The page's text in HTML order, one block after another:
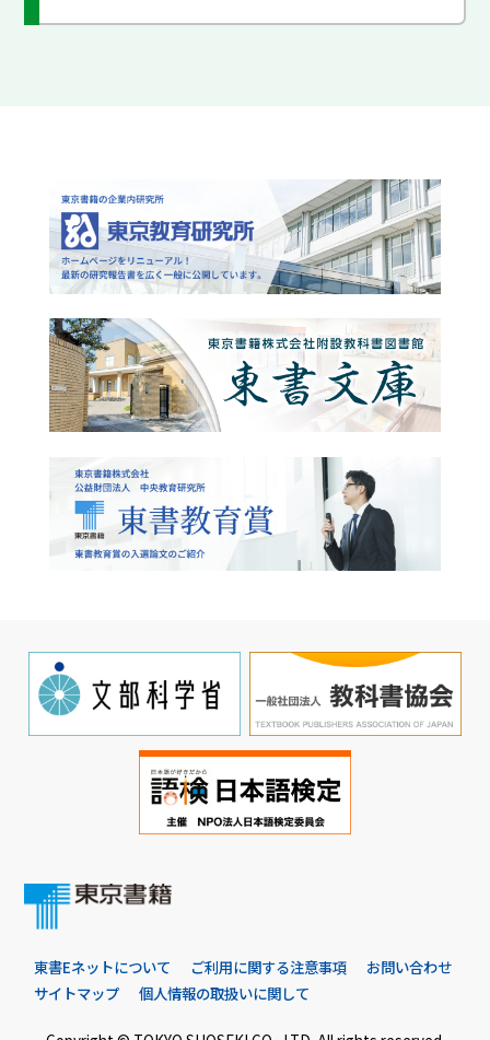
東書Eネットについて ご利用に関する注意事項
お問い合わせ
サイトマップ
個人情報の取扱いに関して